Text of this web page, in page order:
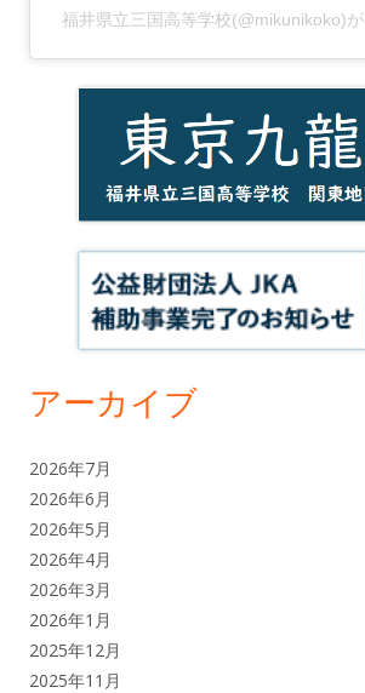
福井県立三国高等学校(@mikunikoko)
アーカイブ
2026年7月
2026年6月
2026年5月
2026年4月
2026年3月
2026年1月
2025年12月
2025年11月